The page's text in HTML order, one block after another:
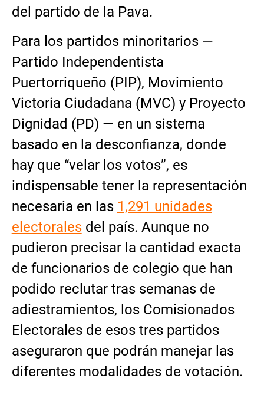
del partido de la Pava.
Para los partidos minoritarios —
Partido Independentista
Puertorriqueño (PIP), Movimiento
Victoria Ciudadana (MVC) y Proyecto
Dignidad (PD) — en un sistema
basado en la desconfianza, donde
hay que “velar los votos”, es
indispensable tener la representación
necesaria en las 1,291 unidades
electoralesdel país. Aunque no
pudieron precisar la cantidad exacta
de funcionarios de colegio que han
podido reclutar tras semanas de
adiestramientos, los Comisionados
Electorales de esos tres partidos
aseguraron que podrán manejar las
diferentes modalidades de votación.